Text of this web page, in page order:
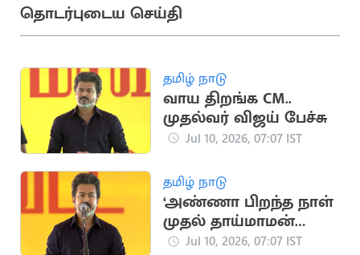
தொடர்புடைய செய்தி
தமிழ் நாடு
வாய திறங்க CM..
முதல்வர் விஜய் பேச்சு
Jul 10, 2026, 07:07 IST
தமிழ் நாடு
‘அண்ணா பிறந்த நாள்
முதல் தாய்மாமன்
தங்க மோதிரம்
Jul 10, 2026, 07:07 IST